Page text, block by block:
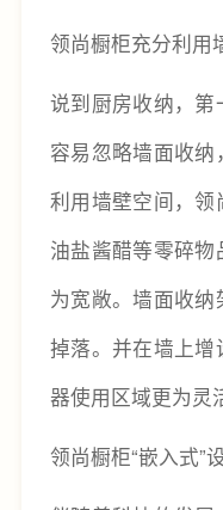
领尚橱柜充分利用
说到厨房收纳，
容易忽略墙面收
利用墙壁空间，
油盐酱醋等零碎
为宽敞。墙面收
掉落。并在墙上
器使用区域更为灵
领尚橱柜“嵌入式”